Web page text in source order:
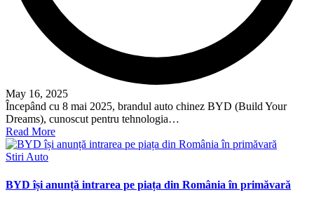
May 16, 2025
Începând cu 8 mai 2025, brandul auto chinez BYD (Build Your
Dreams), cunoscut pentru tehnologia…
Read More
Posted
Stiri Auto
BYD își anunță intrarea pe piața din România în primăvară